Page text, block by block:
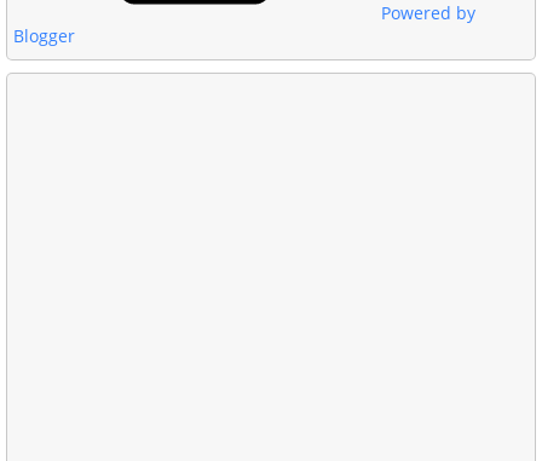
Powered by
Blogger